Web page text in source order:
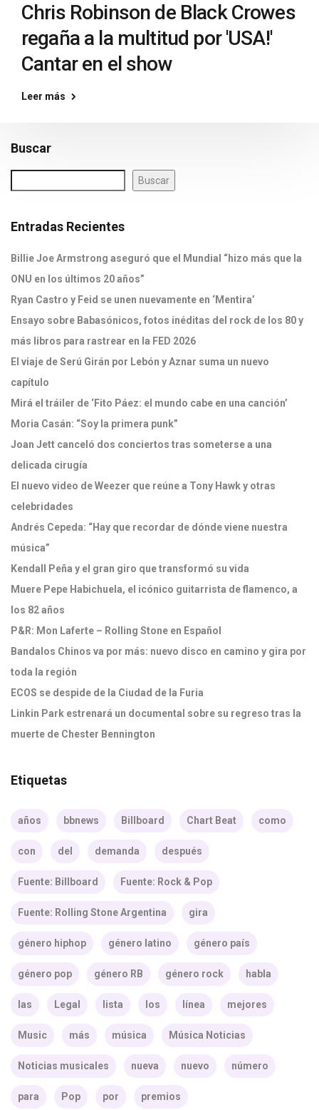
Chris Robinson de Black Crowes
regaña a la multitud por 'USA!'
Cantar en el show
Leer más
Buscar
Buscar
Entradas Recientes
Billie Joe Armstrong aseguró que el Mundial “hizo más que la
ONU en los últimos 20 años”
Ryan Castro y Feid se unen nuevamente en ‘Mentira’
Ensayo sobre Babasónicos, fotos inéditas del rock de los 80 y
más libros para rastrear en la FED 2026
El viaje de Serú Girán por Lebón y Aznar suma un nuevo
capítulo
Mirá el tráiler de ‘Fito Páez: el mundo cabe en una canción’
Moria Casán: “Soy la primera punk”
Joan Jett canceló dos conciertos tras someterse a una
delicada cirugía
El nuevo video de Weezer que reúne a Tony Hawk y otras
celebridades
Andrés Cepeda: “Hay que recordar de dónde viene nuestra
música”
Kendall Peña y el gran giro que transformó su vida
Muere Pepe Habichuela, el icónico guitarrista de flamenco, a
los 82 años
P&R: Mon Laferte – Rolling Stone en Español
Bandalos Chinos va por más: nuevo disco en camino y gira por
toda la región
ECOS se despide de la Ciudad de la Furia
Linkin Park estrenará un documental sobre su regreso tras la
muerte de Chester Bennington
Etiquetas
años bbnews Billboard Chart Beat como
con del demanda después
Fuente: Billboard Fuente: Rock & Pop
Fuente: Rolling Stone Argentina gira
género hiphop género latino género país
género pop género RB género rock habla
las Legal lista los línea mejores
Music más música Música Noticias
Noticias musicales nueva nuevo número
para Pop por premios